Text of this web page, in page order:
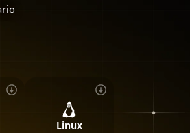
Linux